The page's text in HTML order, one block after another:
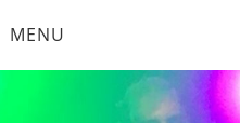
toMENU